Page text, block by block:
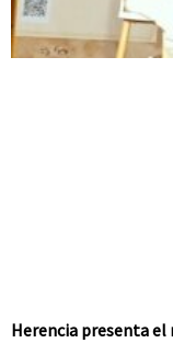
Herencia presenta